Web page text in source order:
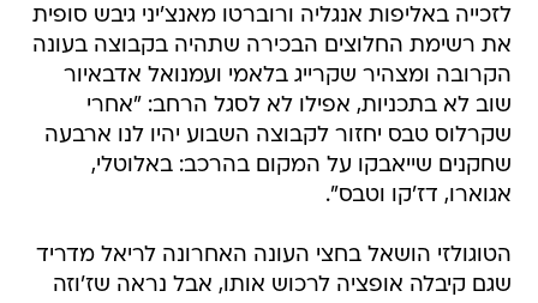
לזכייה באליפות אנגליה ורוברטו מאנצ'יני גיבש סופית
את רשימת החלוצים הבכירה שתהיה בקבוצה בעונה
הקרובה ומצהיר שקרייג בלאמי ועמנואל אדבאיור
שוב לא בתכניות, אפילו לא לסגל הרחב: "אחרי
שקרלוס טבס יחזור לקבוצה השבוע יהיו לנו ארבעה
שחקנים שייאבקו על המקום בהרכב: באלוטלי,
אגוארו, דז'קו וטבס".
הטוגולזי הושאל בחצי העונה האחרונה לריאל מדריד
שגם קיבלה אופציה לרכוש אותו, אבל נראה שז'וזה